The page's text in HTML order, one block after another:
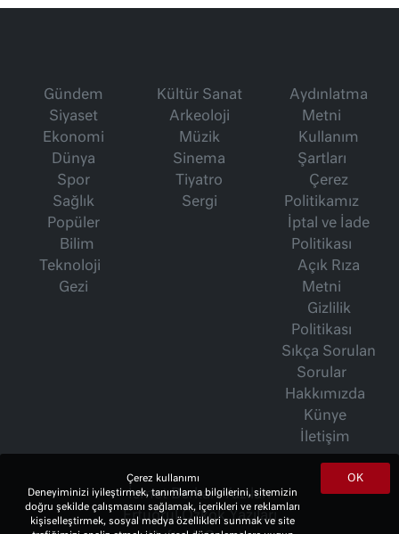
Gündem
Siyaset
Ekonomi
Dünya
Spor
Sağlık
Popüler
Bilim
Teknoloji
Gezi
Kültür Sanat
Arkeoloji
Müzik
Sinema
Tiyatro
Sergi
Aydınlatma
Metni
Kullanım
Şartları
Çerez
Politikamız
İptal ve İade
Politikası
Açık Rıza
Metni
Gizlilik
Politikası
Sıkça Sorulan
Sorular
Hakkımızda
Künye
İletişim
İsmet Berkan Yazıları
Ertuğrul Özkök Yazıları
OK
Çerez kullanımı
Deneyiminizi iyileştirmek, tanımlama bilgilerini, sitemizin
doğru şekilde çalışmasını sağlamak, içerikleri ve reklamları
kişiselleştirmek, sosyal medya özellikleri sunmak ve site